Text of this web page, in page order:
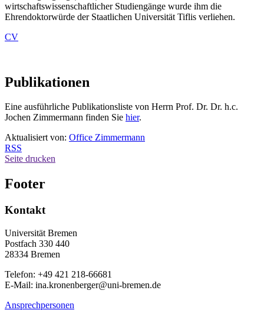
wirtschaftswissenschaftlicher Studiengänge wurde ihm die
Ehrendoktorwürde der Staatlichen Universität Tiflis verliehen.
CV
Publikationen
Eine ausführliche Publikationsliste von Herrn Prof. Dr. Dr. h.c.
Jochen Zimmermann finden Sie hier.
Aktualisiert von: Office Zimmermann
RSS
Seite drucken
Footer
Kontakt
Universität Bremen
Postfach 330 440
28334 Bremen
Telefon: +49 421 218-66681
E-Mail: ina.kronenberger@uni-bremen.de
Ansprechpersonen